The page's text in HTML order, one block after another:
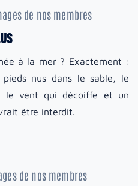
de nos membres
à la mer ? Exactement :
nus dans le sable, le
le vent qui décoiffe et un
être interdit.
de nos membres